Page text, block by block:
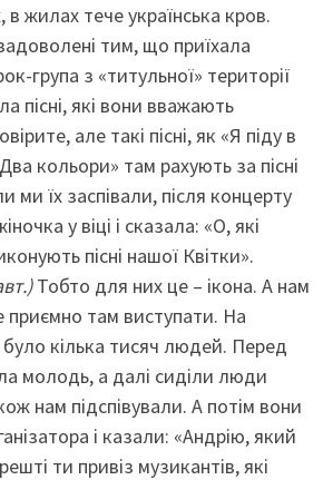
жилах тече українська кров.
тим, що приїхала
група з «титульної» території
пісні, які вони вважають
але такі пісні, як «Я піду в
кольори» там рахують за пісні
ми їх заспівали, після концерту
у віці і сказала: «О, які
пісні нашої Квітки».
Тобто для них це – ікона. А нам
приємно там виступати. На
кілька тисяч людей. Перед
молодь, а далі сиділи люди
нам підспівували. А потім вони
і казали: «Андрію, який
ти привіз музикантів, які